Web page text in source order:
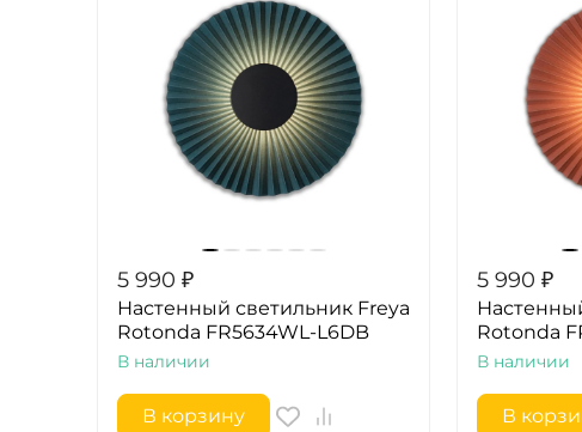
5 990 ₽
Настенный светильник Freya
Rotonda FR5634WL-L6DB
В наличии
В корзину
5 990 ₽
Rotonda
В наличии
В